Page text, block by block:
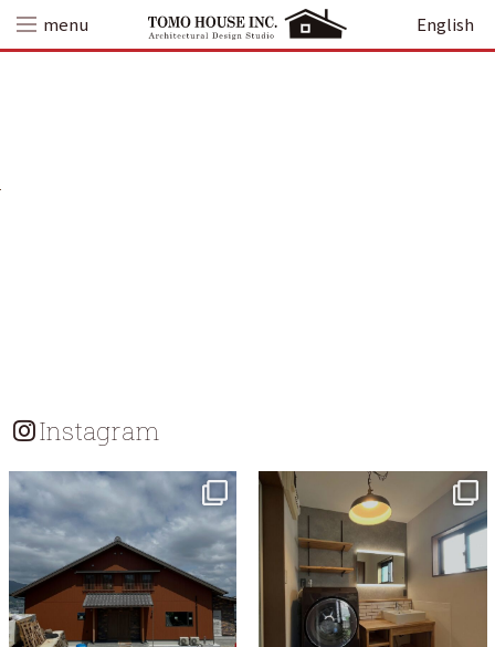
content
menu English
Instagram
tomohouseinc
tomohouseinc
7月 13